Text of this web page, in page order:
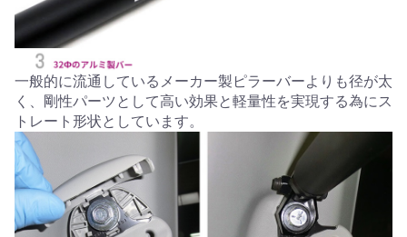
一般的に流通しているメーカー製ピラーバーよりも径が太
く、剛性パーツとして高い効果と軽量性を実現する為にス
トレート形状としています。